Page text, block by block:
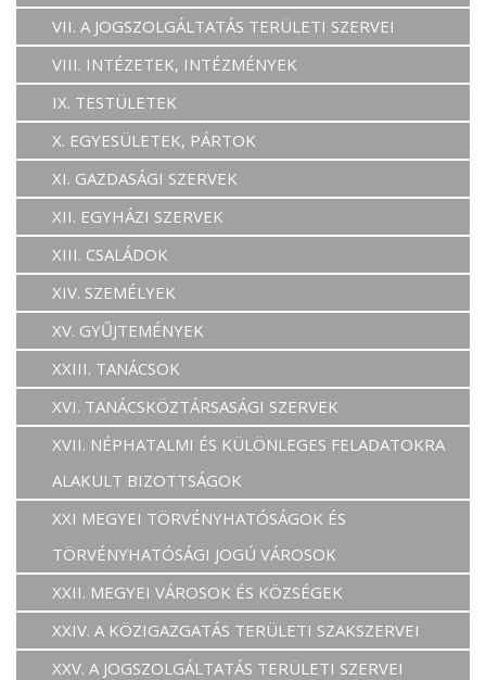
VII. A JOGSZOLGÁLTATÁS TERÜLETI SZERVEI
VIII. INTÉZETEK, INTÉZMÉNYEK
IX. TESTÜLETEK
X. EGYESÜLETEK, PÁRTOK
XI. GAZDASÁGI SZERVEK
XII. EGYHÁZI SZERVEK
XIII. CSALÁDOK
XIV. SZEMÉLYEK
XV. GYŰJTEMÉNYEK
XXIII. TANÁCSOK
XVI. TANÁCSKÖZTÁRSASÁGI SZERVEK
XVII. NÉPHATALMI ÉS KÜLÖNLEGES FELADATOKRA
ALAKULT BIZOTTSÁGOK
XXI MEGYEI TÖRVÉNYHATÓSÁGOK ÉS
TÖRVÉNYHATÓSÁGI JOGÚ VÁROSOK
XXII. MEGYEI VÁROSOK ÉS KÖZSÉGEK
XXIV. A KÖZIGAZGATÁS TERÜLETI SZAKSZERVEI
XXV. A JOGSZOLGÁLTATÁS TERÜLETI SZERVEI